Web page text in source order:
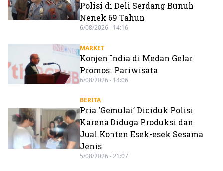
Polisi di Deli Serdang Bunuh
Nenek 69 Tahun
6/08/2026 - 14:16
MARKET
Konjen India di Medan Gelar
Promosi Pariwisata
6/08/2026 - 14:06
BERITA
Pria ‘Gemulai’ Diciduk Polisi
Karena Diduga Produksi dan
Jual Konten Esek-esek Sesama
Jenis
5/08/2026 - 21:07